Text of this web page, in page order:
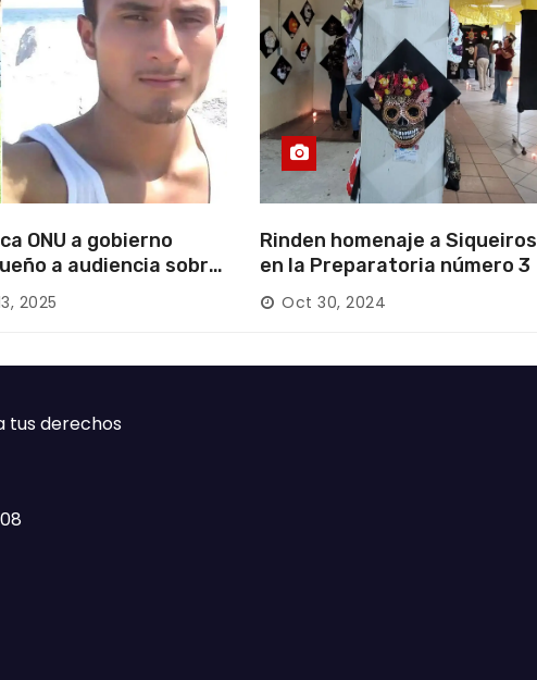
ONU a gobierno
a audiencia sobre
forzada en la
2025
Rinden homenaje a Siqueiros
en la Preparatoria número 3
Oct 30, 2024
tus derechos